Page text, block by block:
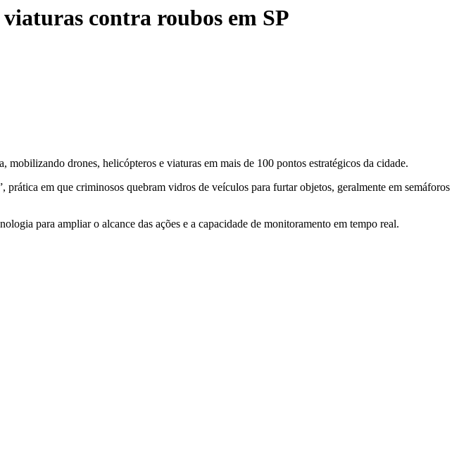
contra roubos em SP
drones, helicópteros e viaturas em mais de 100 pontos estratégicos da cidade.
em que criminosos quebram vidros de veículos para furtar objetos, geralmente em semáforos
para ampliar o alcance das ações e a capacidade de monitoramento em tempo real.